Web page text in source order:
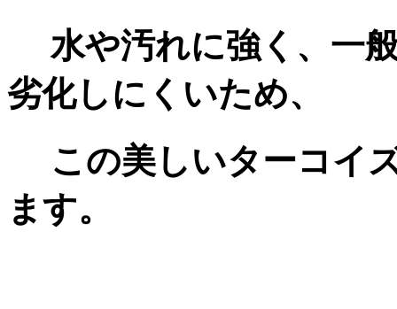
水や汚れに強く、一
劣化しにくいため、
この美しいターコイ
ます。